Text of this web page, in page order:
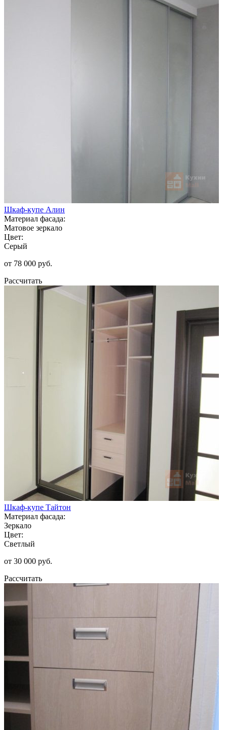
Шкаф-купе Алин
Материал фасада:
Матовое зеркало
Цвет:
Серый
от 78 000 руб.
Рассчитать
Шкаф-купе Тайтон
Материал фасада:
Зеркало
Цвет:
Светлый
от 30 000 руб.
Рассчитать